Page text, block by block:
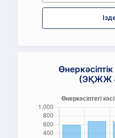
(ЭҚЖЖ